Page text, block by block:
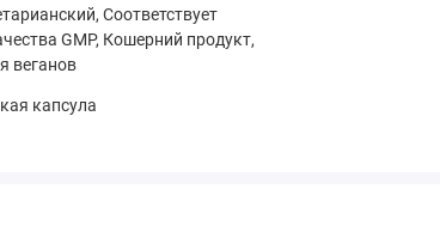
Соответствует
GMP, Кошерний продукт,
веганов
капсула